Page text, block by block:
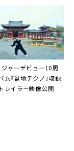
ジャーデビュー10周
ム『盆地テクノ』収録
レイラー映像公開